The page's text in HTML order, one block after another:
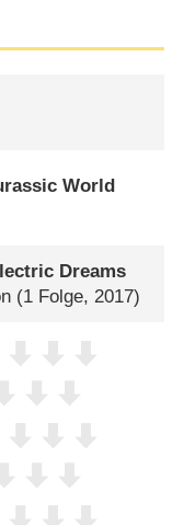
World
Dreams
(1 Folge, 2017)